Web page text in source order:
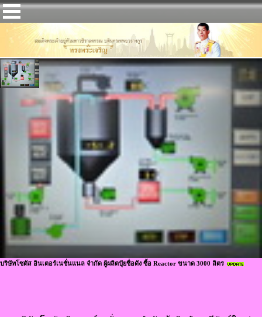
บริษัทโซตัส อินเตอร์เนชั่นแนล จำกัด ผู้ผลิตปุ๋ยชื่อดัง ซื้อ Reactor ขนาด 3000 ลิตร